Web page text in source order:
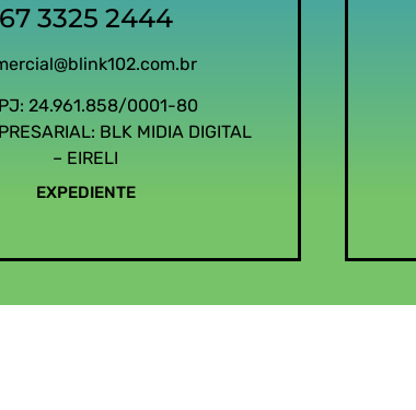
67 3325 2444
24.961.858/0001-80
BLK MIDIA DIGITAL
– EIRELI
EXPEDIENTE